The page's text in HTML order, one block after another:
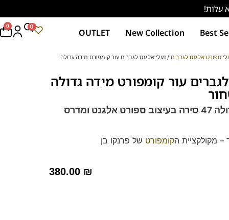
Best
New Collection
OUTLET
0 0
ספורט אלגנט לגברים / נעלי אלגנט לגברים עור קומפורט מידה גדולה
עור קומפורט מידה גדולה
אלגנט ומדרס
– מקולקציית הקומפורט של פרנקו בן
380.00 ₪